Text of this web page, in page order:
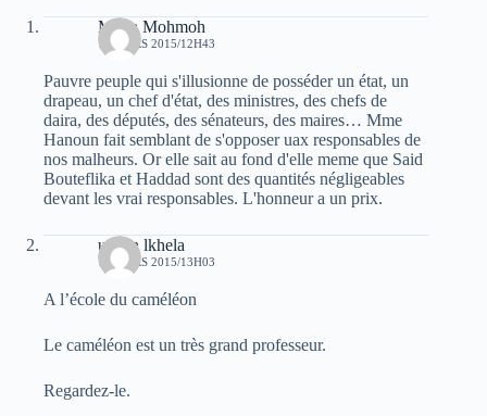
Moha Mohmoh
12 MARS 2015/12H43
Pauvre peuple qui s'illusionne de posséder un état, un
drapeau, un chef d'état, des ministres, des chefs de
daira, des députés, des sénateurs, des maires… Mme
Hanoun fait semblant de s'opposer uax responsables de
nos malheurs. Or elle sait au fond d'elle meme que Said
Bouteflika et Haddad sont des quantités négligeables
devant les vrai responsables. L'honneur a un prix.
uchen lkhela
12 MARS 2015/13H03
A l’école du caméléon
Le caméléon est un très grand professeur.
Regardez-le.